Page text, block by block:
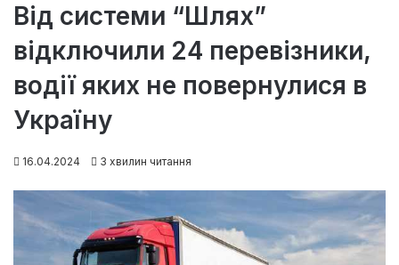
Від системи “Шлях”
відключили 24 перевізники,
водії яких не повернулися в
Україну
16.04.2024 3 хвилин читання